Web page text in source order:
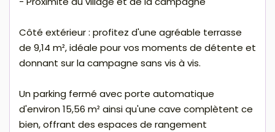
Côté extérieur : profitez d'une agréable terrasse
de 9,14 m², idéale pour vos moments de détente et
donnant sur la campagne sans vis à vis.
Un parking fermé avec porte automatique
d'environ 15,56 m² ainsi qu'une cave complètent ce
bien, offrant des espaces de rangement